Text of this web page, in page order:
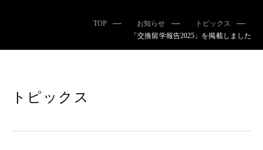
TOP お知らせ
トピックス
「交換留学報告2025」を掲載しました
トピックス